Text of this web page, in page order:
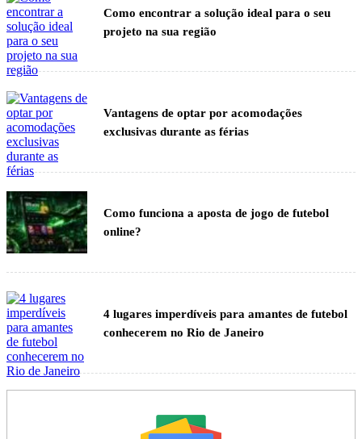
Como encontrar a solução ideal para o seu
projeto na sua região
Vantagens de optar por acomodações
exclusivas durante as férias
Como funciona a aposta de jogo de futebol
online?
4 lugares imperdíveis para amantes de futebol
conhecerem no Rio de Janeiro